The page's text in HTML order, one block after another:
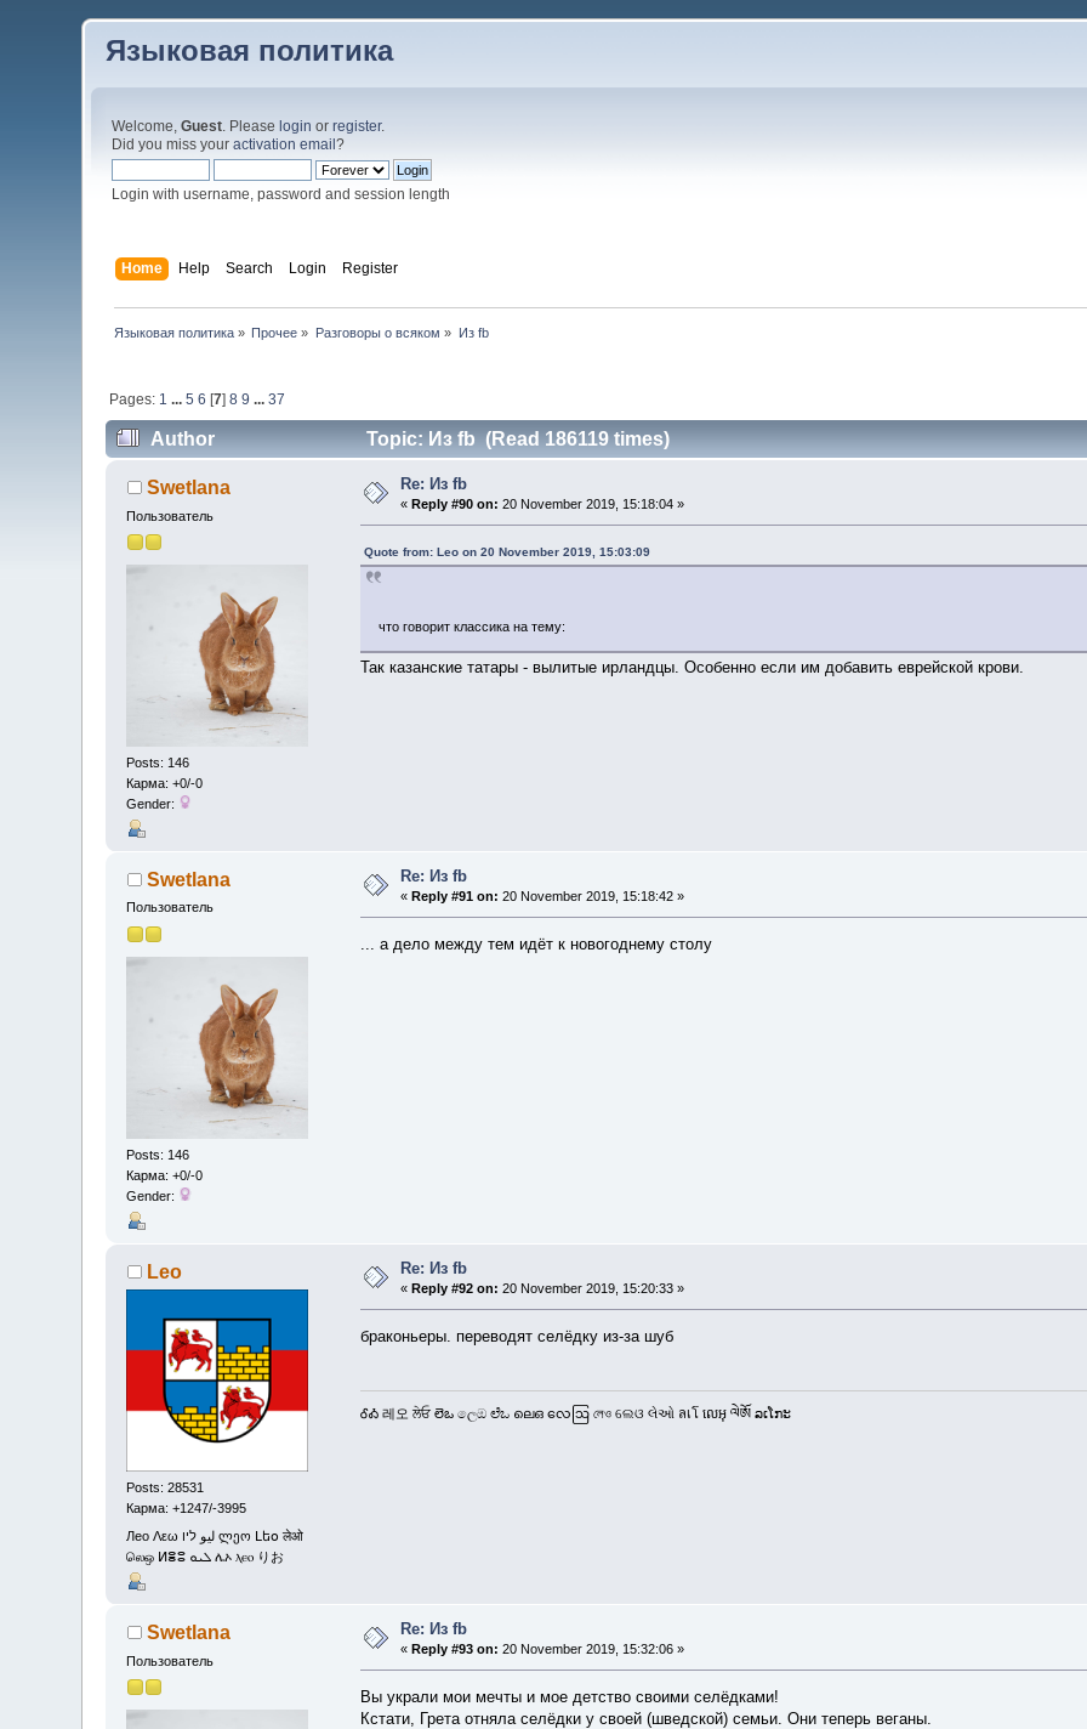
Языковая политика
Welcome,Guest. Please login orregister.
Did you miss youractivation email?
Login with username, password and session length
Home Help Search Login Register
Языковая политика» Прочее » Разговоры о всяком » Из fb
Pages: 1 ... 5 6 [7] 8 9 ... 37
Author Topic: Из fb (Read 186119 times)
Swetlana
Пользователь
Posts: 146
Карма: +0/-0
Gender:
Re: Из fb
« Reply #90 on: 20 November 2019, 15:18:04 »
Quote from: Leo on 20 November 2019, 15:03:09
что говорит классика на тему:
Так казанские татары - вылитые ирландцы. Особенно если им добавить еврейской крови.
Swetlana
Пользователь
Posts: 146
Карма: +0/-0
Gender:
Re: Из fb
« Reply #91 on: 20 November 2019, 15:18:42 »
... а дело между тем идёт к новогоднему столу
Leo
Posts: 28531
Карма: +1247/-3995
Лео Λεω ليو ליו ლეო Լեօ लेओ
லெஒ ⵍⴻⵓ ܠܝܘ ሌኦ ⲗⲉⲟ りお
Re: Из fb
« Reply #92 on: 20 November 2019, 15:20:33 »
браконьеры. переводят селёдку из-за шуб
ᎴᎣ 레오 ਲੇਓ లెఒ ලෙඔ ಲೆಒ ലെഒ လေဩ লেও ଲେଓ લેઓ ลเโ លេអុ ལེཨོ ລເໂກະ
Swetlana
Пользователь
Re: Из fb
« Reply #93 on: 20 November 2019, 15:32:06 »
Вы украли мои мечты и мое детство своими селёдками!
Кстати, Грета отняла селёдки у своей (шведской) семьи. Они теперь веганы.